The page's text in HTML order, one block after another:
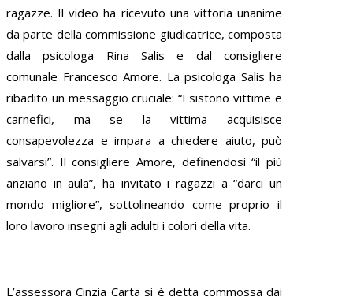
ragazze. Il video ha ricevuto una vittoria unanime
da parte della commissione giudicatrice, composta
dalla psicologa Rina Salis e dal consigliere
comunale Francesco Amore. La psicologa Salis ha
ribadito un messaggio cruciale: “Esistono vittime e
carnefici, ma se la vittima acquisisce
consapevolezza e impara a chiedere aiuto, può
salvarsi”. Il consigliere Amore, definendosi “il più
anziano in aula”, ha invitato i ragazzi a “darci un
mondo migliore”, sottolineando come proprio il
loro lavoro insegni agli adulti i colori della vita.
L’assessora Cinzia Carta si è detta commossa dai